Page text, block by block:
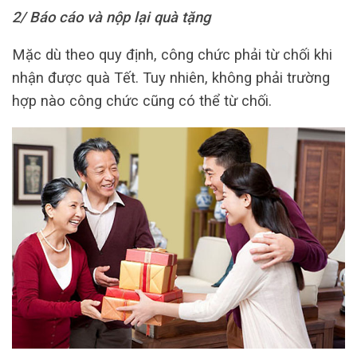
2/ Báo cáo và nộp lại quà tặng
Mặc dù theo quy định, công chức phải từ chối khi
nhận được quà Tết. Tuy nhiên, không phải trường
hợp nào công chức cũng có thể từ chối.